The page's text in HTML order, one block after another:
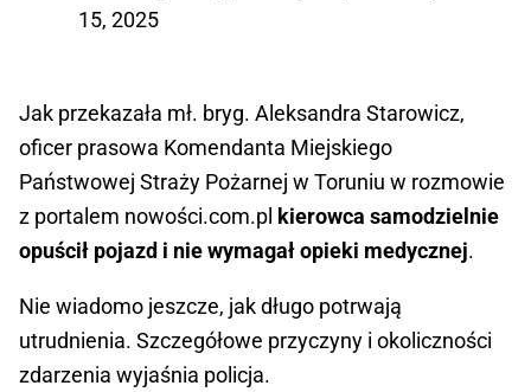
15, 2025
Jak przekazała mł. bryg. Aleksandra Starowicz,
oficer prasowa Komendanta Miejskiego
Państwowej Straży Pożarnej w Toruniu w rozmowie
z portalem nowości.com.pl kierowca samodzielnie
opuścił pojazd i nie wymagał opieki medycznej.
Nie wiadomo jeszcze, jak długo potrwają
utrudnienia. Szczegółowe przyczyny i okoliczności
zdarzenia wyjaśnia policja.